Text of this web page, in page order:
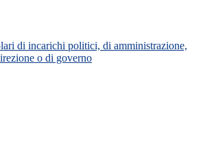
di incarichi politici, di amministrazione,
o di governo